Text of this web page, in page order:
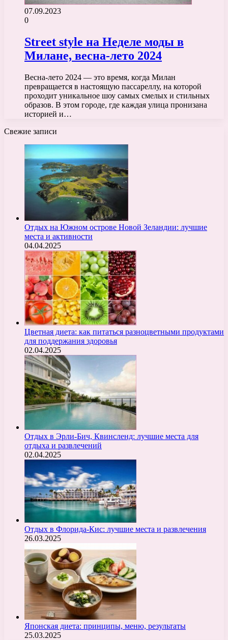
07.09.2023
0
Street style на Неделе моды в
Милане, весна-лето 2024
Весна-лето 2024 — это время, когда Милан
превращается в настоящую пассареллу, на которой
проходит уникальное шоу самых смелых и стильных
образов. В этом городе, где каждая улица пронизана
историей и…
Свежие записи
Отдых на Южном острове Новой Зеландии: лучшие
места и активности
04.04.2025
Цветная диета: как питаться разноцветными продуктами
для поддержания здоровья
02.04.2025
Отдых в Эрли-Бич, Квинсленд: лучшие места для
отдыха и развлечений
02.04.2025
Отдых в Флорида-Кис: лучшие места и развлечения
26.03.2025
Японская диета: принципы, меню, результаты
25.03.2025